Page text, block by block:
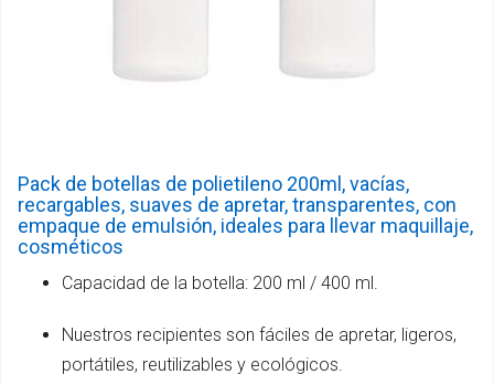
Pack de botellas de polietileno 200ml, vacías,
recargables, suaves de apretar, transparentes, con
empaque de emulsión, ideales para llevar maquillaje,
cosméticos
Capacidad de la botella: 200 ml / 400 ml.
Nuestros recipientes son fáciles de apretar, ligeros,
portátiles, reutilizables y ecológicos.